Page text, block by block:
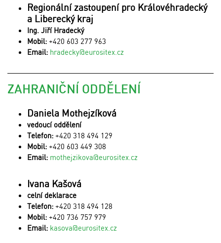
Regionální zastoupení pro Královéhradecký
a Liberecký kraj
Ing. Jiří Hradecký
Mobil: +420 603 277 963
Email: hradecky@eurositex.cz
ZAHRANIČNÍ ODDĚLENÍ
Daniela Mothejzíková
vedoucí oddělení
Telefon: +420 318 494 129
Mobil: +420 603 449 308
Email: mothejzikova@eurositex.cz
Ivana Kašová
celní deklarace
Telefon: +420 318 494 128
Mobil: +420 736 757 979
Email: kasova@eurositex.cz